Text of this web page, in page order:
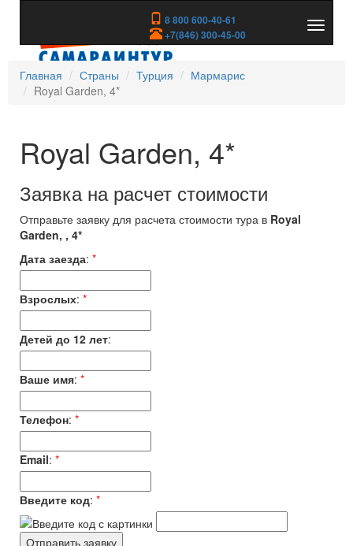
8 800 600-40-61
+7(846) 300-45-00
скрыть
Главная
Страны Турция
Мармарис
Royal Garden, 4*
Royal Garden, 4*
Заявка на расчет стоимости
Отправьте заявку для расчета стоимости тура в Royal
Garden, , 4*
Дата заезда: *
Взрослых: *
Детей до 12 лет:
Ваше имя: *
Телефон: *
Email: *
Введите код: *